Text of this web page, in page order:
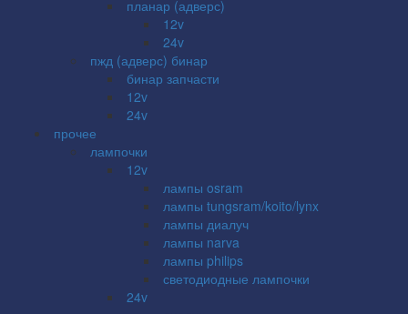
планар (адверс)
12v
24v
пжд (адверс) бинар
бинар запчасти
12v
24v
прочее
лампочки
12v
лампы osram
лампы tungsram/koito/lynx
лампы диалуч
лампы narva
лампы philips
светодиодные лампочки
24v